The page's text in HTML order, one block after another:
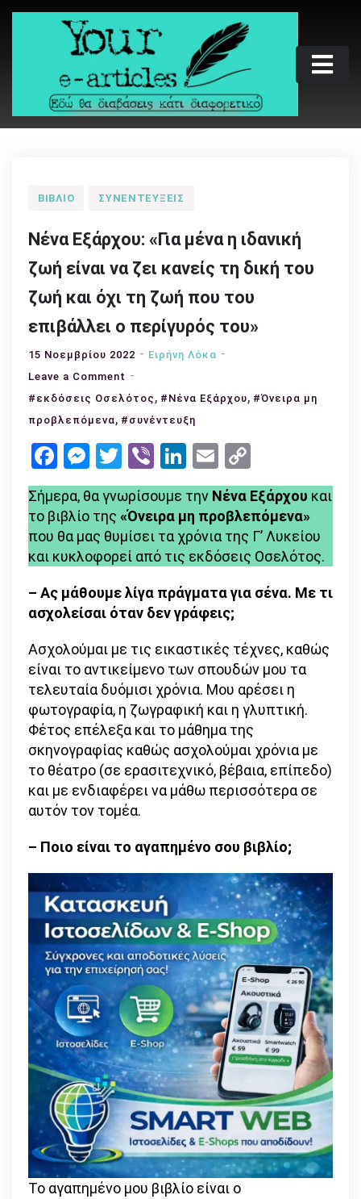
Skip
Your e-articles
Εδώ θα διαβάσεις κάτι διαφορετικό
ΒΙΒΛΊΟ ΣΥΝΕΝΤΕΎΞΕΙΣ
Νένα Εξάρχου: «Για μένα η ιδανική
ζωή είναι να ζει κανείς τη δική του
ζωή και όχι τη ζωή που του
επιβάλλει ο περίγυρός του»
15 Νοεμβρίου 2022
Ειρήνη Λόκα
Leave a Comment on
Νένα
Εξάρχου:
μένα
ιδανική
ζωή
είναι
να
κανείς
τη
του
ζωή
και
όχι
τη
ζωή
που
του
επιβάλλει
περίγυρός
του»
#εκδόσεις Οσελότος , #Νένα Εξάρχου, #Όνειρα μη
προβλεπόμενα, #συνέντευξη
Facebook
Messenger
Twitter
ViberLinkedIn
Email
Link
Σήμερα, θα γνωρίσουμε την Νένα Εξάρχου και
το βιβλίο της «Όνειρα μη προβλεπόμενα»
που θα μας θυμίσει τα χρόνια της Γ’ Λυκείου
και κυκλοφορεί από τις εκδόσεις Οσελότος.
– Ας μάθουμε λίγα πράγματα για σένα. Με τι
ασχολείσαι όταν δεν γράφεις;
Ασχολούμαι με τις εικαστικές τέχνες, καθώς
είναι το αντικείμενο των σπουδών μου τα
τελευταία δυόμισι χρόνια. Μου αρέσει η
φωτογραφία, η ζωγραφική και η γλυπτική.
Φέτος επέλεξα και το μάθημα της
σκηνογραφίας καθώς ασχολούμαι χρόνια με
το θέατρο (σε ερασιτεχνικό, βέβαια, επίπεδο)
και με ενδιαφέρει να μάθω περισσότερα σε
αυτόν τον τομέα.
– Ποιο είναι το αγαπημένο σου βιβλίο;
Το αγαπημένο μου βιβλίο είναι ο